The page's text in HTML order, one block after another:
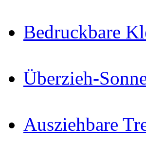
Bedruckbare
Überzieh-
Ausziehbare